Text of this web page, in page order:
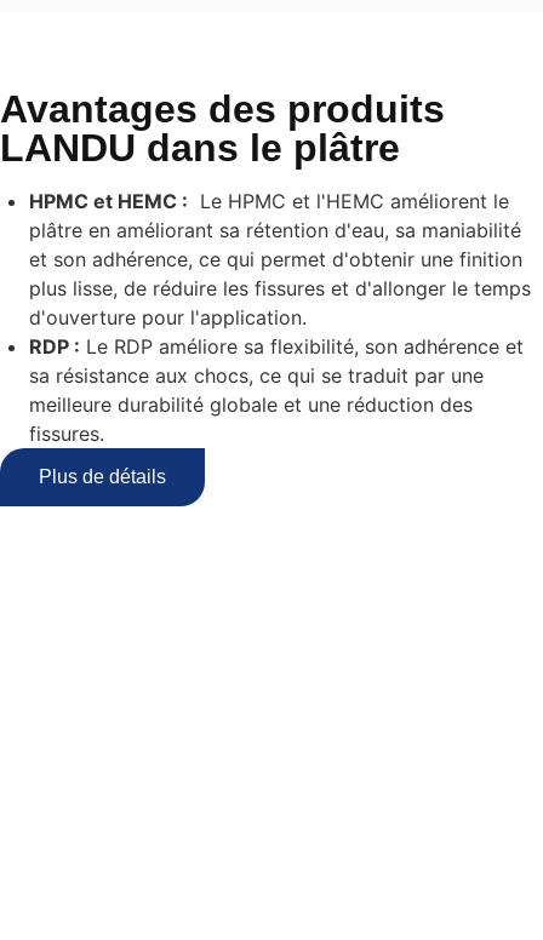
Avantages des produits
LANDU dans le plâtre
HPMC et HEMC : Le HPMC et l'HEMC améliorent le
plâtre en améliorant sa rétention d'eau, sa maniabilité
et son adhérence, ce qui permet d'obtenir une finition
plus lisse, de réduire les fissures et d'allonger le temps
d'ouverture pour l'application.
RDP : Le RDP améliore sa flexibilité, son adhérence et
sa résistance aux chocs, ce qui se traduit par une
meilleure durabilité globale et une réduction des
fissures.
Plus de détails